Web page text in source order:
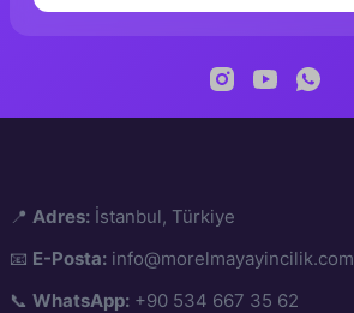
Sayfa
📍 Adres: İstanbul, Türkiye
📧 E-Posta: info@morelmayayincilik.com
📞 WhatsApp: +90 534 667 35 62